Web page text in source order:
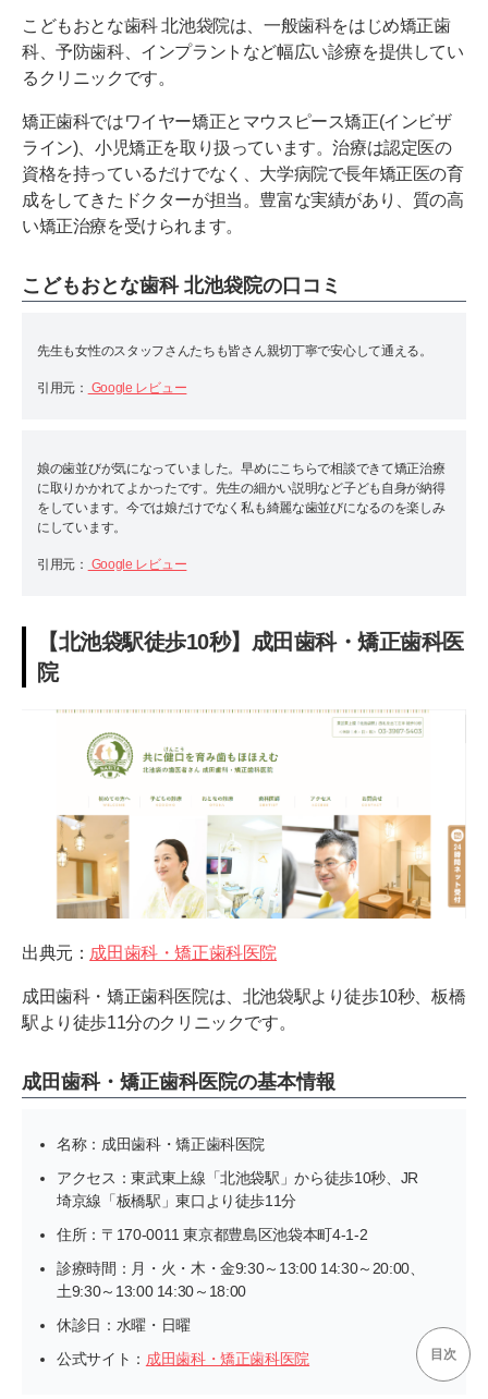
こどもおとな歯科 北池袋院は、一般歯科をはじめ矯正歯
科、予防歯科、インプラントなど幅広い診療を提供してい
るクリニックです。
矯正歯科ではワイヤー矯正とマウスピース矯正(インビザ
ライン)、小児矯正を取り扱っています。治療は認定医の
資格を持っているだけでなく、大学病院で長年矯正医の育
成をしてきたドクターが担当。豊富な実績があり、質の高
い矯正治療を受けられます。
こどもおとな歯科 北池袋院の口コミ
先生も女性のスタッフさんたちも皆さん親切丁寧で安心して通える。
引用元： Google レビュー
娘の歯並びが気になっていました。早めにこちらで相談できて矯正治療
に取りかかれてよかったです。先生の細かい説明など子ども自身が納得
をしています。今では娘だけでなく私も綺麗な歯並びになるのを楽しみ
にしています。
引用元： Google レビュー
【北池袋駅徒歩10秒】成田歯科・矯正歯科医
院
出典元： 成田歯科・矯正歯科医院
成田歯科・矯正歯科医院は、北池袋駅より徒歩10秒、板橋
駅より徒歩11分のクリニックです。
成田歯科・矯正歯科医院の基本情報
名称：成田歯科・矯正歯科医院
アクセス：東武東上線「北池袋駅」から徒歩10秒、JR
埼京線「板橋駅」東口より徒歩11分
住所：〒170-0011 東京都豊島区池袋本町4-1-2
診療時間：月・火・木・金9:30～13:00 14:30～20:00、
土9:30～13:00 14:30～18:00
休診日：水曜・日曜
公式サイト： 成田歯科・矯正歯科医院 目次